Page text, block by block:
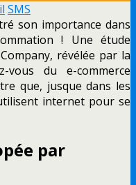
SMS
son importance dans
! Une étude
révélée par la
vous du e-commerce
que, jusque dans les
internet pour se
par